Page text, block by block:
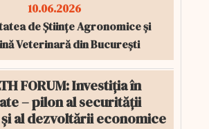
10.06.2026
de Științe Agronomice și
Veterinară din București
FORUM: Investiția în
– pilon al securității
al dezvoltării economice